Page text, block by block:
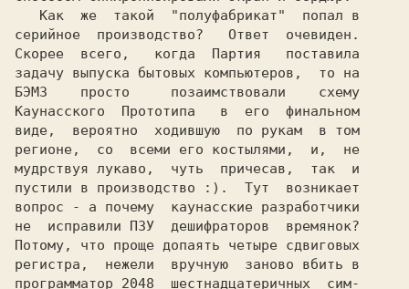
   Как  же  такой
"полуфабрикат"
попал в
серийное  производство?
Скорее  всего,   когда  Партия   поставила
БЭМЗ
Каунасского  Прототипа
  в  его  финальном
виде,  вероятно  ходившую  по рукам  в том
регионе,  со  всеми его костылями,  и,  не
мудрствуя лукаво,  чуть  причесав,  так  и
пустили в производство :).  Тут  возникает
вопрос - а почему  каунасские разработчики
не  исправили ПЗУ
дешифраторов  времянок?
Потому, что проще допаять четыре сдвиговых
регистра,  нежели  вручную  заново вбить в
программатор 2048  шестнадцатеричных  сим-